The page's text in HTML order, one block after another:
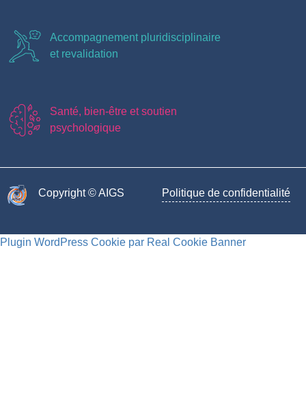
Accompagnement pluridisciplinaire
et revalidation
Santé, bien-être et soutien
psychologique
Copyright © AIGS​ Politique de confidentialité
Plugin WordPress Cookie par Real Cookie Banner